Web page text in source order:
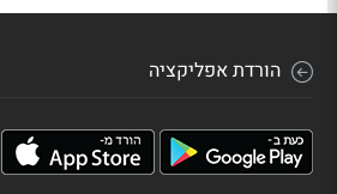
הורדת אפליקציה